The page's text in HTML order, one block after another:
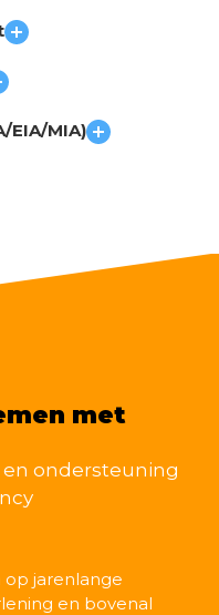
EIA/MIA)
met
en ondersteuning
jarenlange
en bovenal